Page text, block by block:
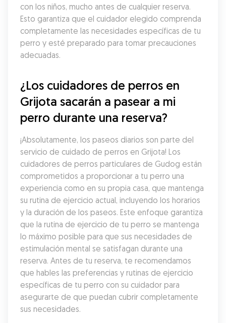
con los niños, mucho antes de cualquier reserva.
Esto garantiza que el cuidador elegido comprenda
completamente las necesidades específicas de tu
perro y esté preparado para tomar precauciones
adecuadas.
¿Los cuidadores de perros en
Grijota sacarán a pasear a mi
perro durante una reserva?
¡Absolutamente, los paseos diarios son parte del
servicio de cuidado de perros en Grijota! Los
cuidadores de perros particulares de Gudog están
comprometidos a proporcionar a tu perro una
experiencia como en su propia casa, que mantenga
su rutina de ejercicio actual, incluyendo los horarios
y la duración de los paseos. Este enfoque garantiza
que la rutina de ejercicio de tu perro se mantenga
lo máximo posible para que sus necesidades de
estimulación mental se satisfagan durante una
reserva. Antes de tu reserva, te recomendamos
que hables las preferencias y rutinas de ejercicio
específicas de tu perro con su cuidador para
asegurarte de que puedan cubrir completamente
sus necesidades.